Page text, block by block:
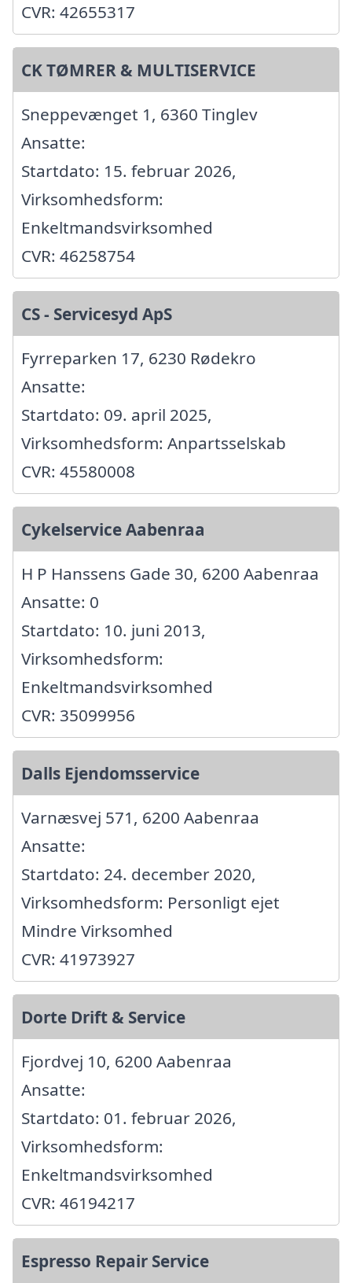
CVR: 42655317
CK TØMRER & MULTISERVICE
Sneppevænget 1, 6360 Tinglev
Ansatte:
Startdato: 15. februar 2026,
Virksomhedsform:
Enkeltmandsvirksomhed
CVR: 46258754
CS - Servicesyd ApS
Fyrreparken 17, 6230 Rødekro
Ansatte:
Startdato: 09. april 2025,
Virksomhedsform: Anpartsselskab
CVR: 45580008
Cykelservice Aabenraa
H P Hanssens Gade 30, 6200 Aabenraa
Ansatte: 0
Startdato: 10. juni 2013,
Virksomhedsform:
Enkeltmandsvirksomhed
CVR: 35099956
Dalls Ejendomsservice
Varnæsvej 571, 6200 Aabenraa
Ansatte:
Startdato: 24. december 2020,
Virksomhedsform: Personligt ejet
Mindre Virksomhed
CVR: 41973927
Dorte Drift & Service
Fjordvej 10, 6200 Aabenraa
Ansatte:
Startdato: 01. februar 2026,
Virksomhedsform:
Enkeltmandsvirksomhed
CVR: 46194217
Espresso Repair Service